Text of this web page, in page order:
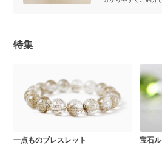
特集
一点ものブレスレット 宝石